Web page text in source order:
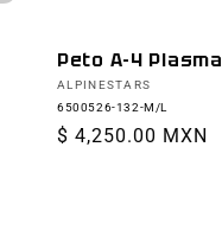
Peto A-4 Plasma
Proveedor:
ALPINESTARS
6500526-132-M/L
Precio
$ 4,250.00 MXN